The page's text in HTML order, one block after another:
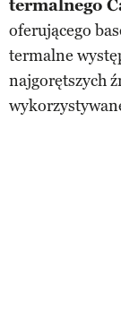
termalnego
oferującego
termalne
najgorętszych